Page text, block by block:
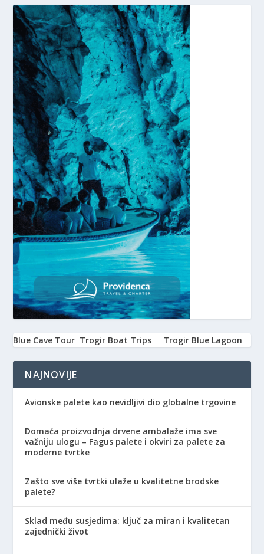
Blue Cave Tour Trogir Boat Trips Trogir Blue Lagoon
NAJNOVIJE
Avionske palete kao nevidljivi dio globalne trgovine
Domaća proizvodnja drvene ambalaže ima sve
važniju ulogu – Fagus palete i okviri za palete za
moderne tvrtke
Zašto sve više tvrtki ulaže u kvalitetne brodske
palete?
Sklad među susjedima: ključ za miran i kvalitetan
zajednički život